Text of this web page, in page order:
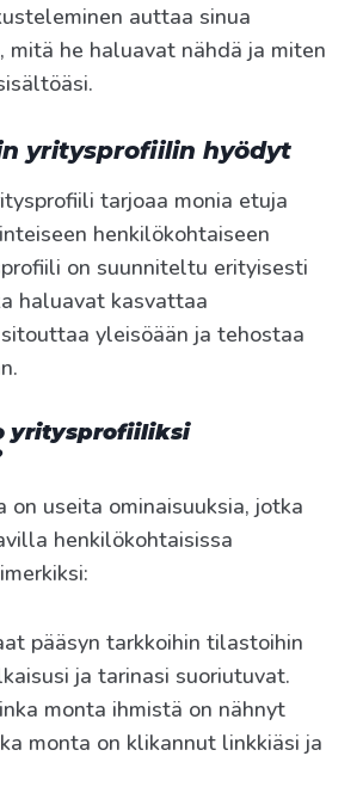
auttaa sinua
mitä he haluavat nähdä ja miten
yritysprofiilin hyödyt
tarjoaa monia etuja
henkilökohtaiseen
on suunniteltu erityisesti
haluavat kasvattaa
yleisöään ja tehostaa
yritysprofiiliksi
on useita ominaisuuksia, jotka
henkilökohtaisissa
pääsyn tarkkoihin tilastoihin
ja tarinasi suoriutuvat.
monta ihmistä on nähnyt
monta on klikannut linkkiäsi ja